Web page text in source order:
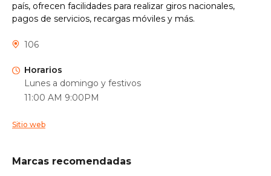
país, ofrecen facilidades para realizar giros nacionales,
pagos de servicios, recargas móviles y más.
106
Horarios
Lunes a domingo y festivos
11:00 AM 9:00PM
Sitio web
Marcas recomendadas